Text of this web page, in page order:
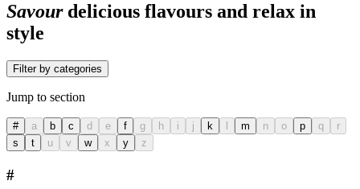
Savourdelicious flavours and relax in
style
Filter by categories
Jump to section
# a b c d e f g h i j k m n o p q
r
s
t u v w x y z
#